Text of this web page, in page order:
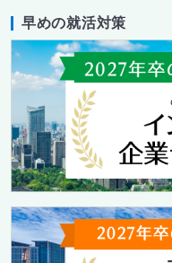
早めの就活対策